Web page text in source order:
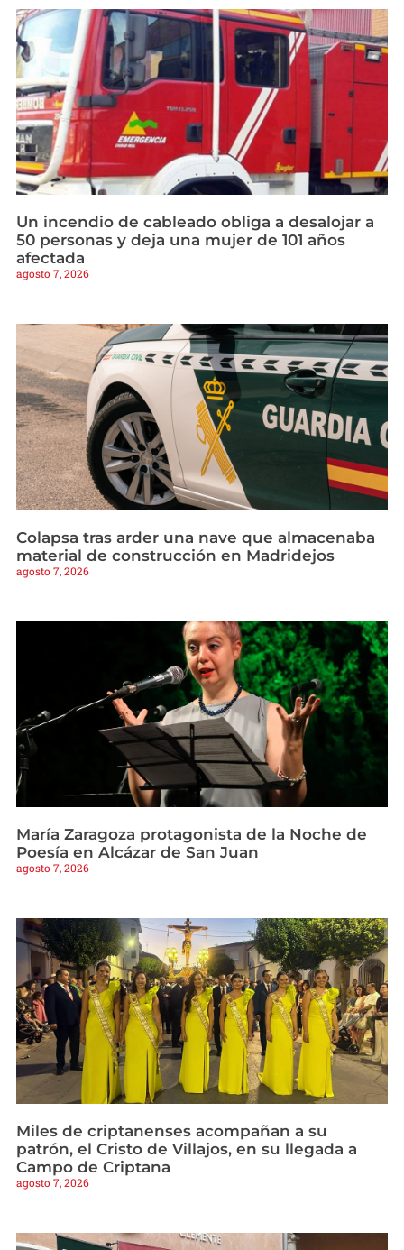
Un incendio de cableado obliga a desalojar a
50 personas y deja una mujer de 101 años
afectada
agosto 7, 2026
Colapsa tras arder una nave que almacenaba
material de construcción en Madridejos
agosto 7, 2026
María Zaragoza protagonista de la Noche de
Poesía en Alcázar de San Juan
agosto 7, 2026
Miles de criptanenses acompañan a su
patrón, el Cristo de Villajos, en su llegada a
Campo de Criptana
agosto 7, 2026